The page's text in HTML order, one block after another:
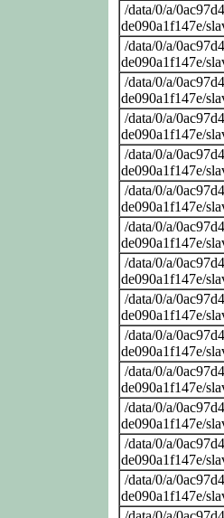
/data/0/a/
de090a1f147e/
/data/0/a/
de090a1f147e/
/data/0/a/
de090a1f147e/
/data/0/a/
de090a1f147e/
/data/0/a/
de090a1f147e/
/data/0/a/
de090a1f147e/
/data/0/a/
de090a1f147e/
/data/0/a/
de090a1f147e/
/data/0/a/
de090a1f147e/
/data/0/a/
de090a1f147e/
/data/0/a/
de090a1f147e/
/data/0/a/
de090a1f147e/
/data/0/a/
de090a1f147e/
/data/0/a/
de090a1f147e/